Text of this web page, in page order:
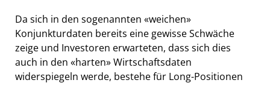
Da sich in den sogenannten «weichen»
Konjunkturdaten bereits eine gewisse Schwäche
zeige und Investoren erwarteten, dass sich dies
auch in den «harten» Wirtschaftsdaten
widerspiegeln werde, bestehe für Long-Positionen